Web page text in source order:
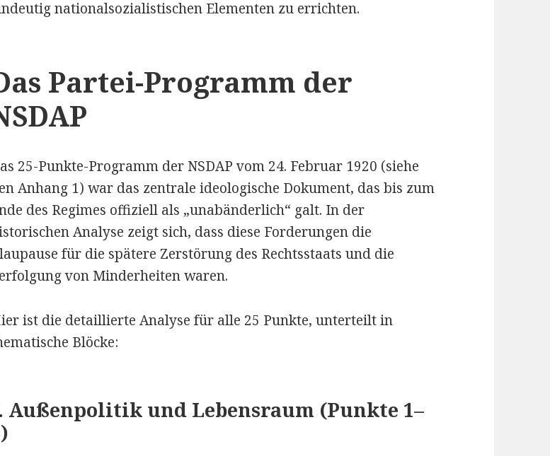
nationalsozialistischen Elementen zu errichten.
Partei-Programm der
25-Punkte-Programm der NSDAP vom 24. Februar 1920 (siehe
Anhang 1) war das zentrale ideologische Dokument, das bis zum
des Regimes offiziell als „unabänderlich“ galt. In der
Analyse zeigt sich, dass diese Forderungen die
für die spätere Zerstörung des Rechtsstaats und die
von Minderheiten waren.
ist die detaillierte Analyse für alle 25 Punkte, unterteilt in
Blöcke:
Außenpolitik und Lebensraum (Punkte 1–